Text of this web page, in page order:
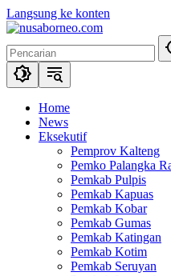
Langsung ke konten
Home
News
Eksekutif
Pemprov Kalteng
Pemko Palangka
Pemkab Pulpis
Pemkab Kapuas
Pemkab Kobar
Pemkab Gumas
Pemkab Katingan
Pemkab Kotim
Pemkab Seruyan